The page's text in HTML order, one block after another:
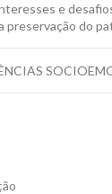
e
preservação do